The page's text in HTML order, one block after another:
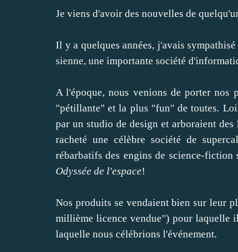
Je viens d'avoir des nouvelles de
Il y a quelques années, j'avais
sienne, une importante société
A l'époque, nous venions de porter nos
"pétillante" et la plus "fun" de toutes.
par un studio de design et arboraient
racheté une célèbre société de
rébarbatifs des engins de science-
Odyssée de l'espace!
Nos produits se vendaient bien sur leur
millième licence vendue") pour laquelle
laquelle nous célébrions l'événement.